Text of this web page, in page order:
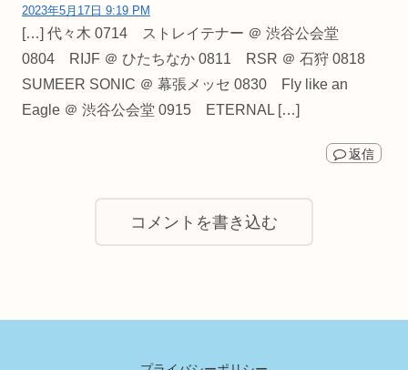
2023年5月17日 9:19 PM
[…] 代々木 0714 ストレイテナー ＠ 渋谷公会堂
0804 RIJF ＠ ひたちなか 0811 RSR ＠ 石狩 0818
SUMEER SONIC ＠ 幕張メッセ 0830 Fly like an
Eagle ＠ 渋谷公会堂 0915 ETERNAL […]
返信
コメントを書き込む